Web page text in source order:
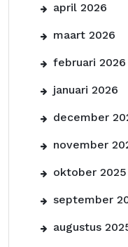
april 2026
maart 2026
februari 2026
januari 2026
december
november
oktober 2025
september
augustus